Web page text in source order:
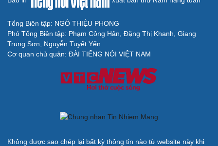
Tổng Biên tập: NGÔ THIỆU PHONG
Phó Tổng Biên tập: Phạm Công Hân, Đặng Thị Khanh, Giang
Trung Sơn, Nguyễn Tuyết Yến
Cơ quan chủ quản: ĐÀI TIẾNG NÓI VIỆT NAM
Không được sao chép lại bất kỳ thông tin nào từ website này khi